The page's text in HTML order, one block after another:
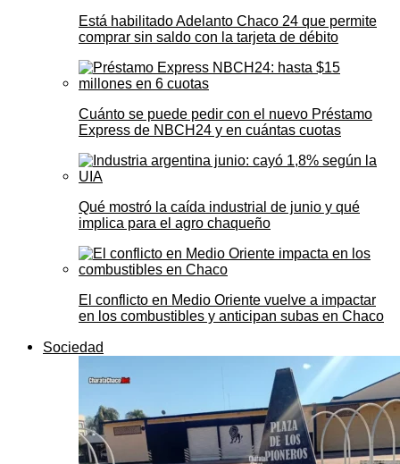
Está habilitado Adelanto Chaco 24 que permite
comprar sin saldo con la tarjeta de débito
Cuánto se puede pedir con el nuevo Préstamo
Express de NBCH24 y en cuántas cuotas
Qué mostró la caída industrial de junio y qué
implica para el agro chaqueño
El conflicto en Medio Oriente vuelve a impactar
en los combustibles y anticipan subas en Chaco
Sociedad